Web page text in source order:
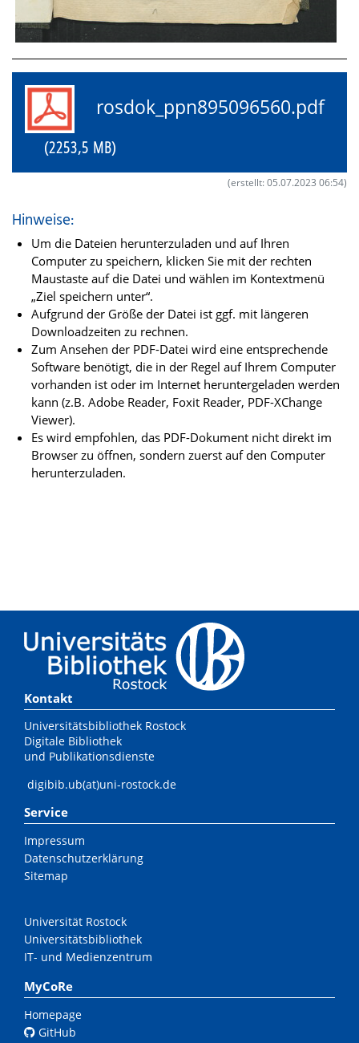
rosdok_ppn895096560.pdf
(2253,5 MB)
(erstellt: 05.07.2023 06:54)
Hinweise:
Um die Dateien herunterzuladen und auf Ihren
Computer zu speichern, klicken Sie mit der rechten
Maustaste auf die Datei und wählen im Kontextmenü
„Ziel speichern unter“.
Aufgrund der Größe der Datei ist ggf. mit längeren
Downloadzeiten zu rechnen.
Zum Ansehen der PDF-Datei wird eine entsprechende
Software benötigt, die in der Regel auf Ihrem Computer
vorhanden ist oder im Internet heruntergeladen werden
kann (z.B. Adobe Reader, Foxit Reader, PDF-XChange
Viewer).
Es wird empfohlen, das PDF-Dokument nicht direkt im
Browser zu öffnen, sondern zuerst auf den Computer
herunterzuladen.
Kontakt
Universitätsbibliothek Rostock
Digitale Bibliothek
und Publikationsdienste
digibib.ub(at)uni-rostock.de
Service
Impressum
Datenschutzerklärung
Sitemap
Universität Rostock
Universitätsbibliothek
IT- und Medienzentrum
MyCoRe
Homepage
GitHub